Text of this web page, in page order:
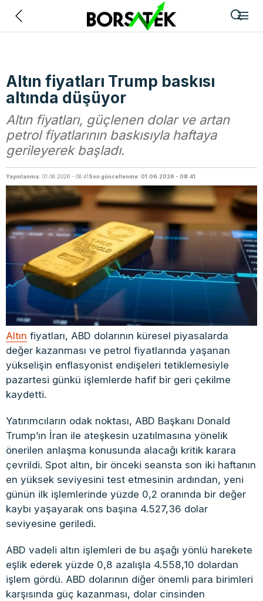
Altın fiyatları Trump baskısı
altında düşüyor
Altın fiyatları, güçlenen dolar ve artan
petrol fiyatlarının baskısıyla haftaya
gerileyerek başladı.
Yayınlanma: 01.06.2026 - 08:41Son güncellenme: 01.06.2026 - 08:41
Altın fiyatları, ABD dolarının küresel piyasalarda
değer kazanması ve petrol fiyatlarında yaşanan
yükselişin enflasyonist endişeleri tetiklemesiyle
pazartesi günkü işlemlerde hafif bir geri çekilme
kaydetti.
Yatırımcıların odak noktası, ABD Başkanı Donald
Trump’ın İran ile ateşkesin uzatılmasına yönelik
önerilen anlaşma konusunda alacağı kritik karara
çevrildi. Spot altın, bir önceki seansta son iki haftanın
en yüksek seviyesini test etmesinin ardından, yeni
günün ilk işlemlerinde yüzde 0,2 oranında bir değer
kaybı yaşayarak ons başına 4.527,36 dolar
seviyesine geriledi.
ABD vadeli altın işlemleri de bu aşağı yönlü harekete
eşlik ederek yüzde 0,8 azalışla 4.558,10 dolardan
işlem gördü. ABD dolarının diğer önemli para birimleri
karşısında güç kazanması, dolar cinsinden